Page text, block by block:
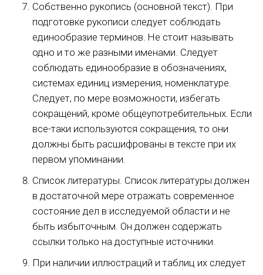
Собственно рукопись (основной текст). При
подготовке рукописи следует соблюдать
единообразие терминов. Не стоит называть
одно и то же разными именами. Следует
соблюдать единообразие в обозначениях,
системах единиц измерения, номенклатуре.
Следует, по мере возможности, избегать
сокращений, кроме общеупотребительных. Если
все-таки используются сокращения, то они
должны быть расшифрованы в тексте при их
первом упоминании.
Список литературы. Список литературы должен
в достаточной мере отражать современное
состояние дел в исследуемой области и не
быть избыточным. Он должен содержать
ссылки только на доступные источники.
При наличии иллюстраций и таблиц их следует